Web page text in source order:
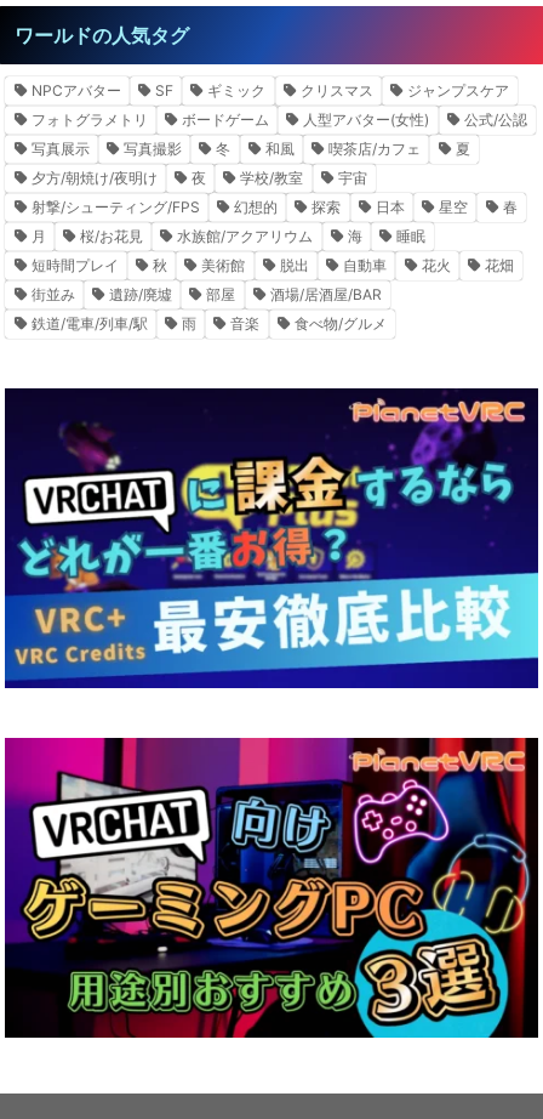
ワールドの人気タグ
NPCアバター SF ギミック クリスマス
ジャンプスケア
フォトグラメトリ
ボードゲーム 人型アバター(女性)
公式/公認
写真展示
写真撮影 冬 和風 喫茶店/カフェ
夏
夕方/朝焼け/夜明け
夜 学校/教室
宇宙
射撃/シューティング/FPS
幻想的 探索 日本 星空
春
月
桜/お花見 水族館/アクアリウム 海
睡眠
短時間プレイ
秋 美術館 脱出 自動車 花火
花畑
街並み
遺跡/廃墟 部屋
酒場/居酒屋/BAR
鉄道/電車/列車/駅
雨 音楽 食べ物/グルメ